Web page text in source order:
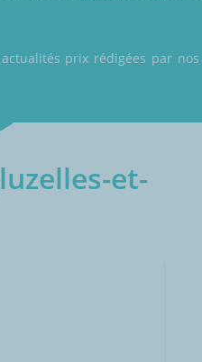
prix rédigées par
et-